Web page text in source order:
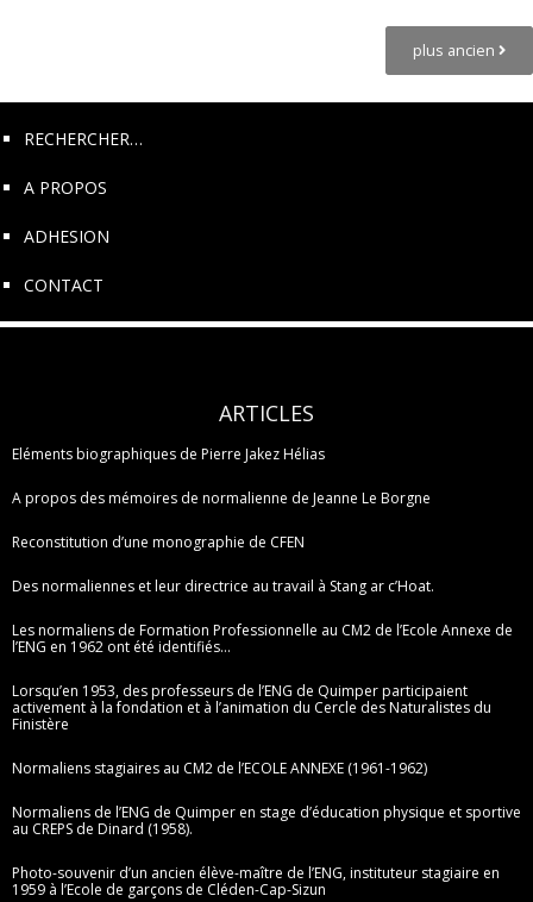
plus ancien
RECHERCHER…
A PROPOS
ADHESION
CONTACT
ARTICLES
Eléments biographiques de Pierre Jakez Hélias
A propos des mémoires de normalienne de Jeanne Le Borgne
Reconstitution d’une monographie de CFEN
Des normaliennes et leur directrice au travail à Stang ar c’Hoat.
Les normaliens de Formation Professionnelle au CM2 de l’Ecole Annexe de
l’ENG en 1962 ont été identifiés…
Lorsqu’en 1953, des professeurs de l’ENG de Quimper participaient
activement à la fondation et à l’animation du Cercle des Naturalistes du
Finistère
Normaliens stagiaires au CM2 de l’ECOLE ANNEXE (1961-1962)
Normaliens de l’ENG de Quimper en stage d’éducation physique et sportive
au CREPS de Dinard (1958).
Photo-souvenir d’un ancien élève-maître de l’ENG, instituteur stagiaire en
1959 à l’Ecole de garçons de Cléden-Cap-Sizun